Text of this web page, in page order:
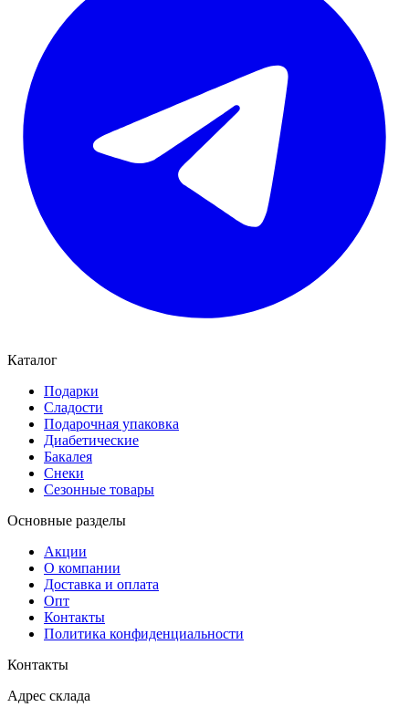
Каталог
Подарки
Сладости
Подарочная упаковка
Диабетические
Бакалея
Снеки
Сезонные товары
Основные разделы
Акции
О компании
Доставка и оплата
Опт
Контакты
Политика конфиденциальности
Контакты
Адрес склада